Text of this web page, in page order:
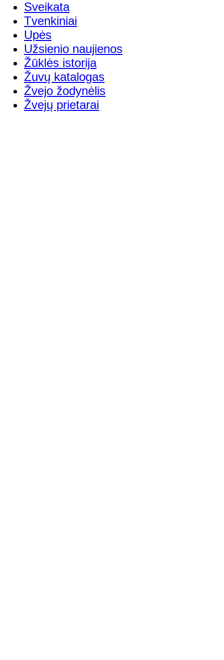
Sveikata
Tvenkiniai
Upės
Užsienio naujienos
Žūklės istorija
Žuvų katalogas
Žvejo žodynėlis
Žvejų prietarai